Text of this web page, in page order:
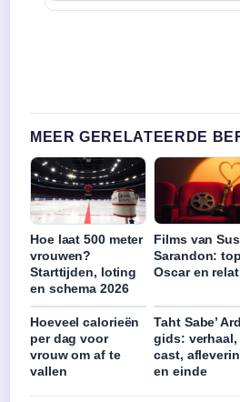
MEER GERELATEERDE
Hoe laat 500 meter
vrouwen?
Starttijden, loting
en schema 2026
Films van
Sarandon:
Oscar en
Hoeveel calorieën
per dag voor
vrouw om af te
vallen
Taht Sabe’ Ard
gids: verhaal,
cast,
en einde